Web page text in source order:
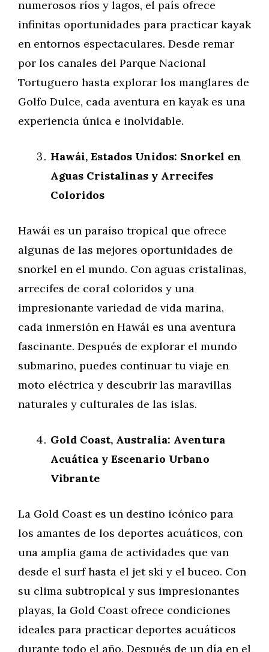
numerosos ríos y lagos, el país ofrece
infinitas oportunidades para practicar kayak
en entornos espectaculares. Desde remar
por los canales del Parque Nacional
Tortuguero hasta explorar los manglares de
Golfo Dulce, cada aventura en kayak es una
experiencia única e inolvidable.
Hawái, Estados Unidos: Snorkel en
Aguas Cristalinas y Arrecifes
Coloridos
Hawái es un paraíso tropical que ofrece
algunas de las mejores oportunidades de
snorkel en el mundo. Con aguas cristalinas,
arrecifes de coral coloridos y una
impresionante variedad de vida marina,
cada inmersión en Hawái es una aventura
fascinante. Después de explorar el mundo
submarino, puedes continuar tu viaje en
moto eléctrica y descubrir las maravillas
naturales y culturales de las islas.
Gold Coast, Australia: Aventura
Acuática y Escenario Urbano
Vibrante
La Gold Coast es un destino icónico para
los amantes de los deportes acuáticos, con
una amplia gama de actividades que van
desde el surf hasta el jet ski y el buceo. Con
su clima subtropical y sus impresionantes
playas, la Gold Coast ofrece condiciones
ideales para practicar deportes acuáticos
durante todo el año. Después de un día en el